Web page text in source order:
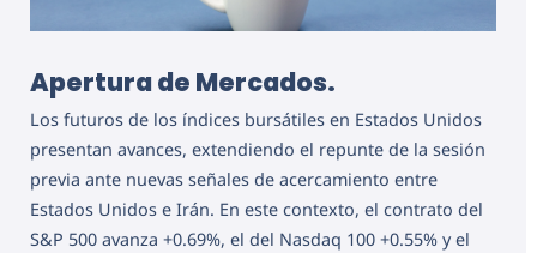
Apertura de Mercados.
Los futuros de los índices bursátiles en Estados Unidos
presentan avances, extendiendo el repunte de la sesión
previa ante nuevas señales de acercamiento entre
Estados Unidos e Irán. En este contexto, el contrato del
S&P 500 avanza +0.69%, el del Nasdaq 100 +0.55% y el